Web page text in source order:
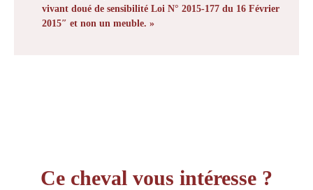
vivant doué de sensibilité Loi N° 2015-177 du 16 Février
2015″ et non un meuble. »
Ce cheval vous intéresse ?